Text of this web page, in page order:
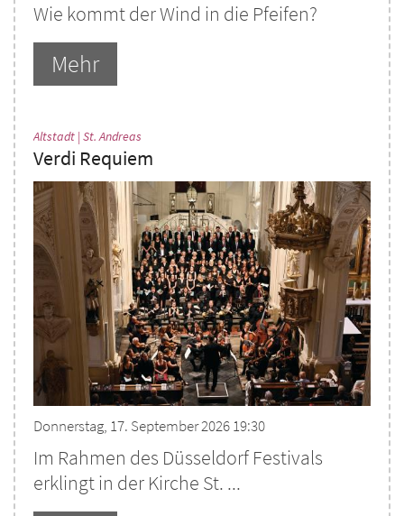
Wie kommt der Wind in die Pfeifen?
Mehr
Altstadt | St. Andreas
Verdi Requiem
Donnerstag, 17. September 2026 19:30
Im Rahmen des Düsseldorf Festivals
erklingt in der Kirche St. ...